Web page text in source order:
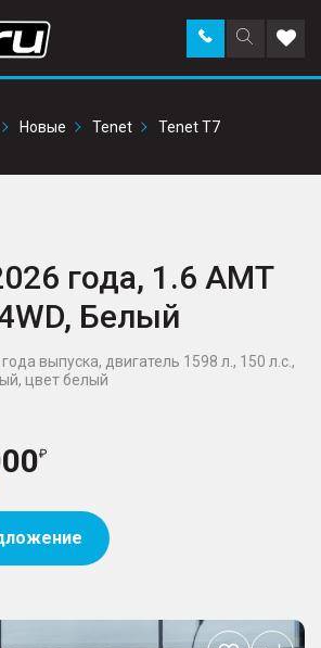
Поиск
по
Заказать
звонок в
Новые Tenet Tenet T7
года, 1.6 AMT
Белый
выпуска, двигатель 1598 л., 150 л.с.,
цвет белый